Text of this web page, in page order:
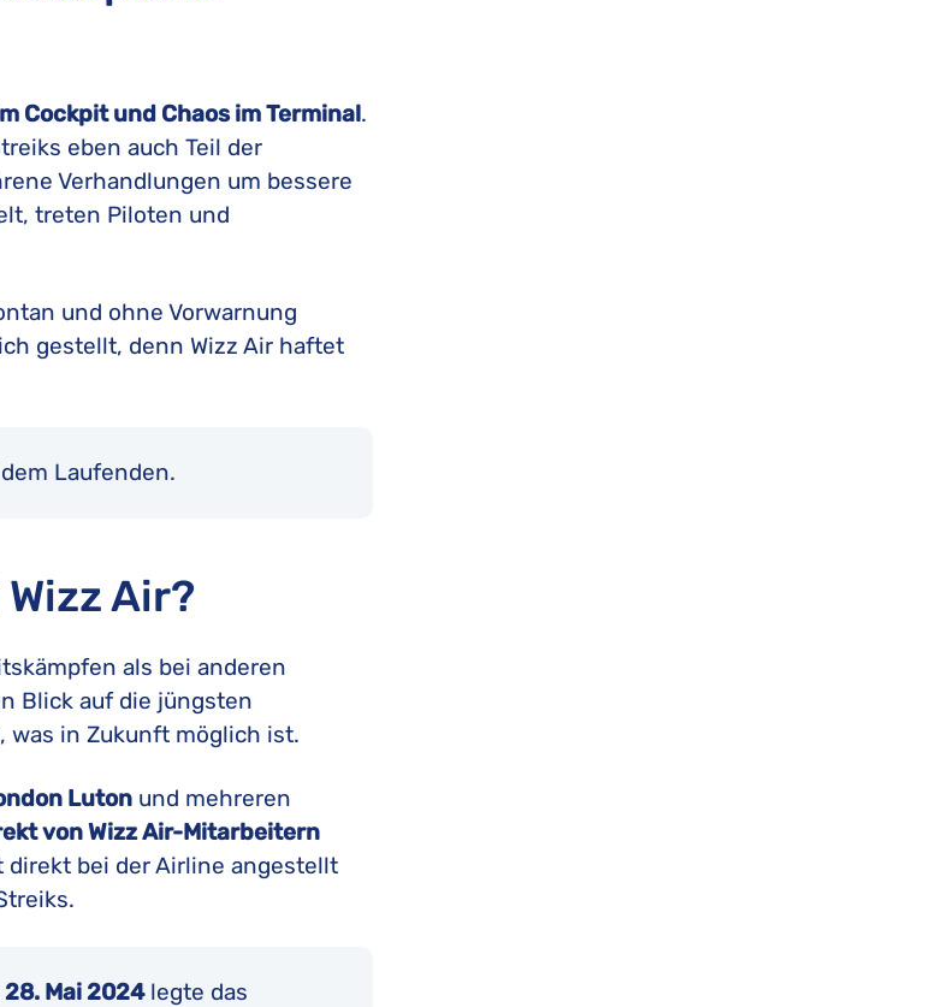
Cockpit und Chaos im Terminal.
eben auch Teil der
Verhandlungen um bessere
treten Piloten und
und ohne Vorwarnung
gestellt, denn Wizz Air haftet
Laufenden.
Air?
als bei anderen
Blick auf die jüngsten
was in Zukunft möglich ist.
Luton und mehreren
von Wizz Air-Mitarbeitern
bei der Airline angestellt
28. Mai 2024legte das